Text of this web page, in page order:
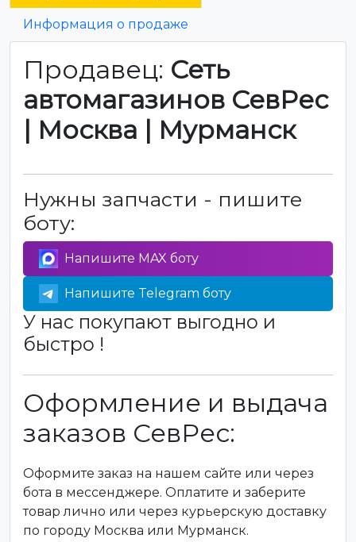
Информация о продаже
Продавец: Сеть
автомагазинов СевРес
| Москва | Мурманск
Нужны запчасти - пишите
боту:
Напишите MAX боту
Напишите Telegram боту
У нас покупают выгодно и
быстро !
Оформление и выдача
заказов СевРес:
Оформите заказ на нашем сайте или через
бота в мессенджере. Оплатите и заберите
товар лично или через курьерскую доставку
по городу Москва или Мурманск.